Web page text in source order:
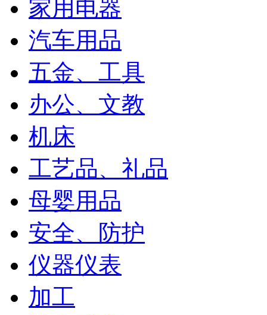
家用电器
汽车用品
五金、工具
办公、文教
机床
工艺品、礼品
母婴用品
安全、防护
仪器仪表
加工